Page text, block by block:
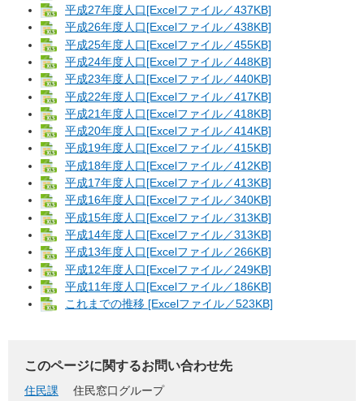
平成27年度人口[Excelファイル／437KB]
平成26年度人口[Excelファイル／438KB]
平成25年度人口[Excelファイル／455KB]
平成24年度人口[Excelファイル／448KB]
平成23年度人口[Excelファイル／440KB]
平成22年度人口[Excelファイル／417KB]
平成21年度人口[Excelファイル／418KB]
平成20年度人口[Excelファイル／414KB]
平成19年度人口[Excelファイル／415KB]
平成18年度人口[Excelファイル／412KB]
平成17年度人口[Excelファイル／413KB]
平成16年度人口[Excelファイル／340KB]
平成15年度人口[Excelファイル／313KB]
平成14年度人口[Excelファイル／313KB]
平成13年度人口[Excelファイル／266KB]
平成12年度人口[Excelファイル／249KB]
平成11年度人口[Excelファイル／186KB]
これまでの推移 [Excelファイル／523KB]
このページに関するお問い合わせ先
住民課
住民窓口グループ